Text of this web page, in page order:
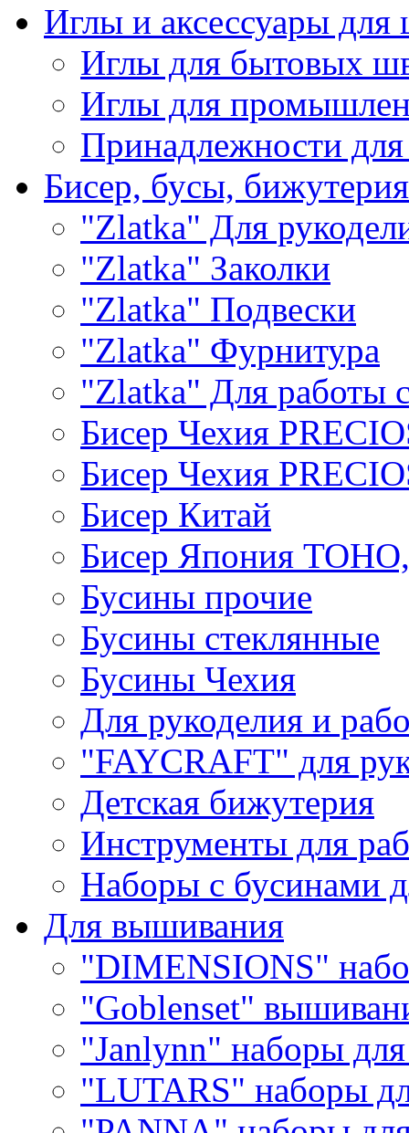
Иглы и аксессуары
Иглы для бытовых
Иглы для
Принадлежности
Бисер, бусы, бижутерия
"Zlatka" Для
"Zlatka" Заколки
"Zlatka" Подвески
"Zlatka" Фурнитура
"Zlatka" Для работы
Бисер Чехия
Бисер Чехия
Бисер Китай
Бисер Япония
Бусины прочие
Бусины стеклянные
Бусины Чехия
Для рукоделия и
"FAYCRAFT" для
Детская бижутерия
Инструменты для
Наборы с бусинами
Для вышивания
"DIMENSIONS"
"Goblenset"
"Janlynn" наборы
"LUTARS" наборы